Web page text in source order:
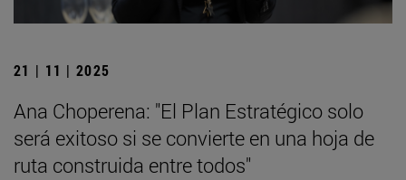
21 | 11 | 2025
Ana Choperena: "El Plan Estratégico solo
será exitoso si se convierte en una hoja de
ruta construida entre todos"